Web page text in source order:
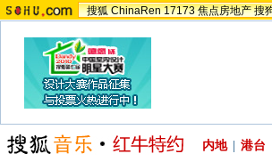
搜狐 ChinaRen 17173 焦点房地产 搜
内地 港台